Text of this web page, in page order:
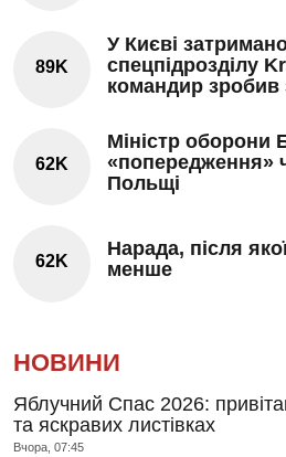
89K
У Києві
спецпідрозділу
командир зробив
62K
Міністр оборони
«попередження»
Польщі
62K
Нарада, після
менше
НОВИНИ
Яблучний Спас 2026:
та яскравих листівках
Вчора, 07:45